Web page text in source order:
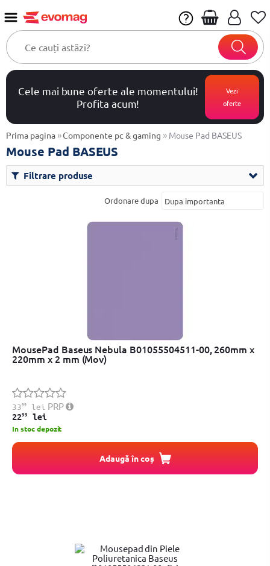
Cele mai bune oferte ale momentului!
Profita acum!
Vezi
oferte
Prima pagina »Componente pc & gaming » Mouse Pad BASEUS
Mouse Pad BASEUS
Filtrare produse
Ordonare dupa
MousePad Baseus Nebula B01055504511-00, 260mm x
220mm x 2 mm (Mov)
3399lei PRP
2299 lei
In stoc depozit
Adaugă în coș